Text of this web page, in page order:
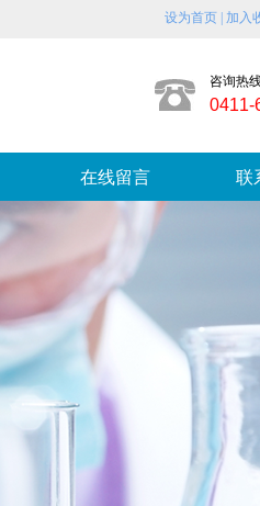
设为首页 | 加入
咨询热
0411-
在线留言 联